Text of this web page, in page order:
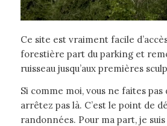
Ce site est vraiment facile
forestière part du parking et
ruisseau jusqu’aux premières
Si comme moi, vous ne faites pas
arrêtez pas là. C’est le point de
randonnées. Pour ma part, je suis